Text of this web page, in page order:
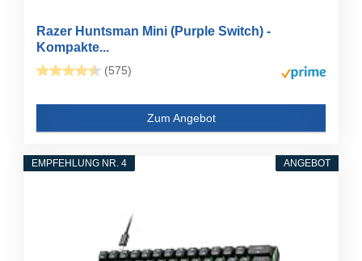
Razer Huntsman Mini (Purple Switch) -
Kompakte...
(575)
Zum Angebot
ANGEBOT
EMPFEHLUNG NR. 4